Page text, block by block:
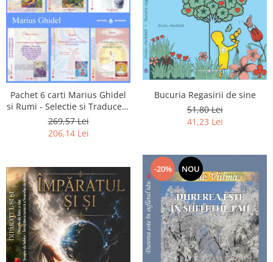
Pachet 6 carti Marius Ghidel
si Rumi - Selectie si Traducere
de Marius Ghidel
269,57 Lei
206,14 Lei
Bucuria Regasirii de sine
51,80 Lei
41,23 Lei
-20% NOU